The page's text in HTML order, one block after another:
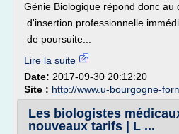
Génie Biologique répond donc au
d'insertion professionnelle
de poursuite...
Lire la suite
Date: 2017-09-30 20:12:20
Site : http://www.u-bourgogne-
Les biologistes
nouveaux tarifs | L ...